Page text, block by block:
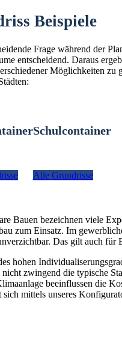
Beispiele
Frage während der
entscheidend. Daraus
Möglichkeiten zu
Schulcontainer
Alle Grundrisse
Bauen bezeichnen viele
zum Einsatz. Im
Das gilt auch
hohen
nicht zwingend die typische
beeinflussen die
sich mittels unseres